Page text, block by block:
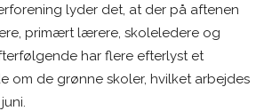
lyder det, at der på aftenen
primært lærere, skoleledere og
har flere efterlyst et
om de grønne skoler, hvilket arbejdes